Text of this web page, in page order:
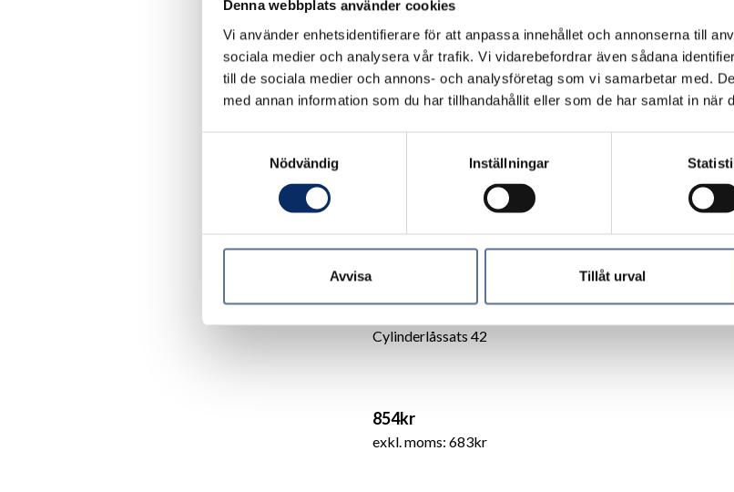
Denna webbplats använder cookies
Vi använder enhetsidentifierare för att anpassa innehållet och annonserna till
sociala medier och analysera vår trafik. Vi vidarebefordrar även sådana
till de sociala medier och annons- och analysföretag som vi samarbetar med.
med annan information som du har tillhandahållit eller som de har samlat in när
Nödvändig
Inställningar
Avvisa Tillåt urval
45kr
exkl. moms: 36kr
365kr
exkl. moms: 292kr
Cylinderlåssats 42
854kr
exkl. moms: 683kr